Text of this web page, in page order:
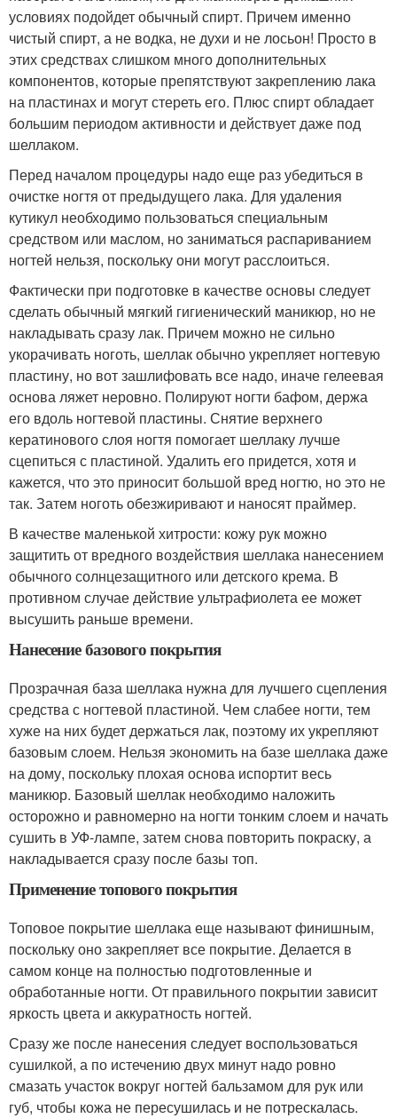
условиях подойдет обычный спирт. Причем именно
чистый спирт, а не водка, не духи и не лосьон! Просто в
этих средствах слишком много дополнительных
компонентов, которые препятствуют закреплению лака
на пластинах и могут стереть его. Плюс спирт обладает
большим периодом активности и действует даже под
шеллаком.
Перед началом процедуры надо еще раз убедиться в
очистке ногтя от предыдущего лака. Для удаления
кутикул необходимо пользоваться специальным
средством или маслом, но заниматься распариванием
ногтей нельзя, поскольку они могут расслоиться.
Фактически при подготовке в качестве основы следует
сделать обычный мягкий гигиенический маникюр, но не
накладывать сразу лак. Причем можно не сильно
укорачивать ноготь, шеллак обычно укрепляет ногтевую
пластину, но вот зашлифовать все надо, иначе гелеевая
основа ляжет неровно. Полируют ногти бафом, держа
его вдоль ногтевой пластины. Снятие верхнего
кератинового слоя ногтя помогает шеллаку лучше
сцепиться с пластиной. Удалить его придется, хотя и
кажется, что это приносит большой вред ногтю, но это не
так. Затем ноготь обезжиривают и наносят праймер.
В качестве маленькой хитрости: кожу рук можно
защитить от вредного воздействия шеллака нанесением
обычного солнцезащитного или детского крема. В
противном случае действие ультрафиолета ее может
высушить раньше времени.
Нанесение базового покрытия
Прозрачная база шеллака нужна для лучшего сцепления
средства с ногтевой пластиной. Чем слабее ногти, тем
хуже на них будет держаться лак, поэтому их укрепляют
базовым слоем. Нельзя экономить на базе шеллака даже
на дому, поскольку плохая основа испортит весь
маникюр. Базовый шеллак необходимо наложить
осторожно и равномерно на ногти тонким слоем и начать
сушить в УФ-лампе, затем снова повторить покраску, а
накладывается сразу после базы топ.
Применение топового покрытия
Топовое покрытие шеллака еще называют финишным,
поскольку оно закрепляет все покрытие. Делается в
самом конце на полностью подготовленные и
обработанные ногти. От правильного покрытии зависит
яркость цвета и аккуратность ногтей.
Сразу же после нанесения следует воспользоваться
сушилкой, а по истечению двух минут надо ровно
смазать участок вокруг ногтей бальзамом для рук или
губ, чтобы кожа не пересушилась и не потрескалась.